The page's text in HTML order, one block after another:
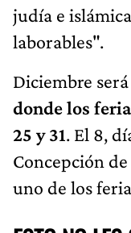
judía e
laborables".
Diciembre
donde los
25 y 31. El 8,
Concepción
uno de los